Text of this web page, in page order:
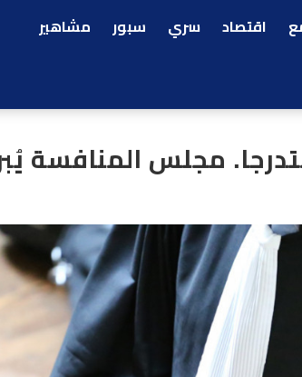
اقتصاد سري سبور مشاهير
مجلس المنافسة